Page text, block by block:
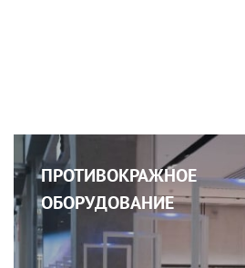
ПРОТИВОКРАЖНОЕ
ОБОРУДОВАНИЕ